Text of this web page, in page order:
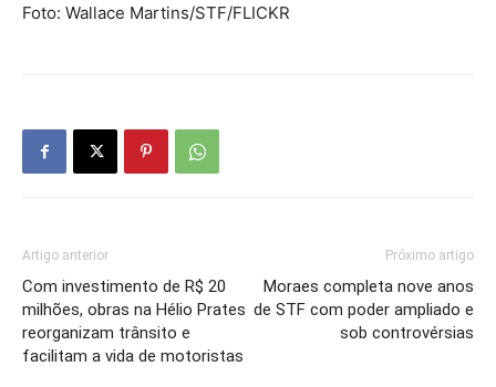
Foto: Wallace Martins/STF/FLICKR
Artigo anterior
Com investimento de R$ 20
milhões, obras na Hélio Prates
reorganizam trânsito e
facilitam a vida de motoristas
Próximo artigo
Moraes completa nove anos
de STF com poder ampliado e
sob controvérsias